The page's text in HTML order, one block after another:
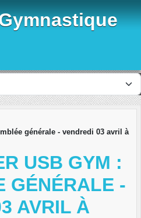
générale - vendredi 03 avril à
USB GYM :
GÉNÉRALE -
AVRIL À